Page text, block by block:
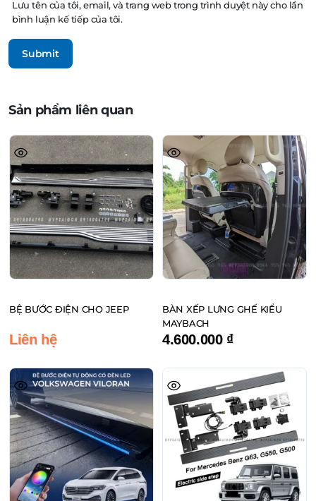
Lưu tên của tôi, email, và trang web trong trình duyệt này cho lần
bình luận kế tiếp của tôi.
Sản phẩm liên quan
BỆ BƯỚC ĐIỆN CHO JEEP
Liên hệ
BÀN XẾP LƯNG GHẾ KIỂU
MAYBACH
4.600.000 ₫